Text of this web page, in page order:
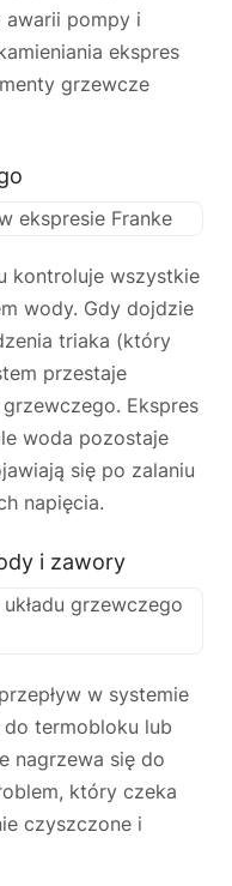
awarii pompy i
ekspres
grzewcze
kontroluje wszystkie
wody. Gdy dojdzie
triaka (który
przestaje
Ekspres
woda pozostaje
się po zalaniu
napięcia.
i zawory
w systemie
termobloku lub
nagrzewa się do
który czeka
czyszczone i